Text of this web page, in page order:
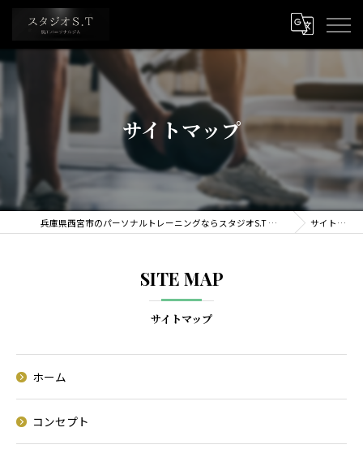
サイトマップ
兵庫県西宮市のパーソナルトレーニングならスタジオS.T ストレッチ&トレーニング専門店 サイトマップ
サイトマップ
SITE MAP
ホーム
コンセプト